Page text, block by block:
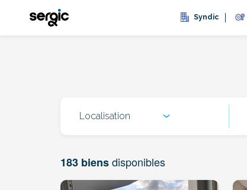
Syndic
Localisation
183 biensdisponibles